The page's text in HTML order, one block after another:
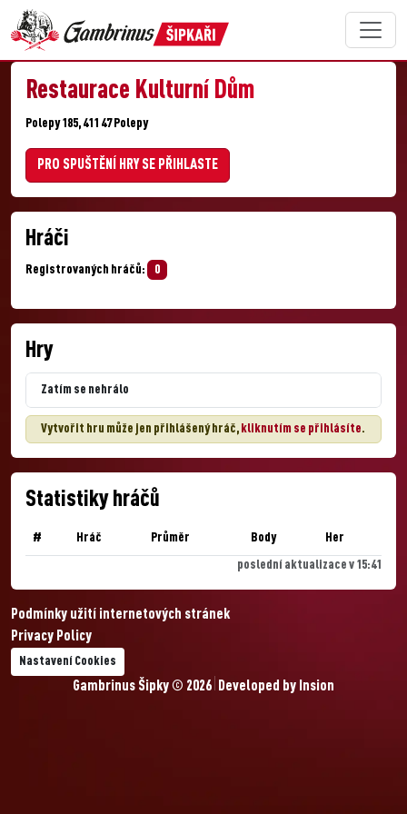
Restaurace Kulturní Dům
Polepy 185, 411 47 Polepy
PRO SPUŠTĚNÍ HRY SE PŘIHLASTE
Hráči
Registrovaných hráčů: 0
Hry
Zatím se nehrálo
Vytvořit hru může jen přihlášený hráč, kliknutím se přihlásíte.
Statistiky hráčů
# Hráč Průměr Body Her
poslední aktualizace v 15:41
Podmínky užití internetových stránek
Privacy Policy
Nastavení Cookies
Gambrinus Šipky © 2026 Developed by Insion